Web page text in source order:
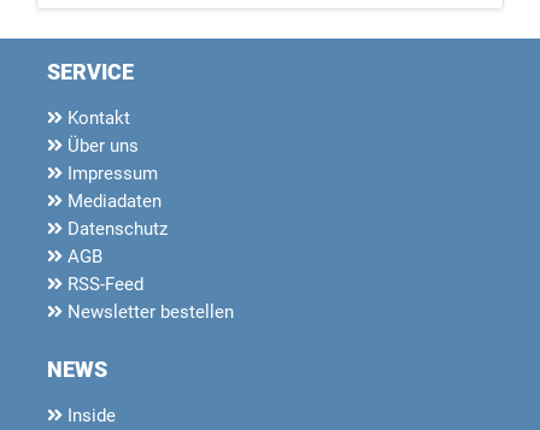
SERVICE
Kontakt
Über uns
Impressum
Mediadaten
Datenschutz
AGB
RSS-Feed
Newsletter bestellen
NEWS
Inside